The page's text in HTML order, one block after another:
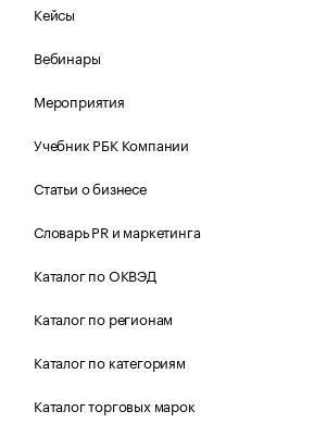
Кейсы
Вебинары
Мероприятия
Учебник РБК Компании
Статьи о бизнесе
Словарь PR и маркетинга
Каталог по ОКВЭД
Каталог по регионам
Каталог по категориям
Каталог торговых марок